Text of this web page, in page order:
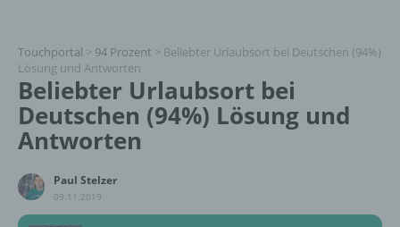
Touchportal > 94 Prozent > Beliebter Urlaubsort bei Deutschen (94%)
Lösung und Antworten
Beliebter Urlaubsort bei
Deutschen (94%) Lösung und
Antworten
Paul Stelzer
09.11.2019